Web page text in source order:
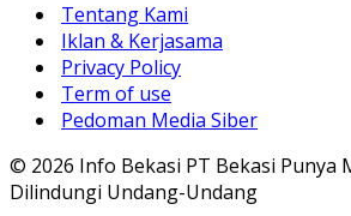
Tentang Kami
Iklan & Kerjasama
Privacy Policy
Term of use
Pedoman Media Siber
© 2026 Info Bekasi PT Bekasi Punya
Dilindungi Undang-Undang